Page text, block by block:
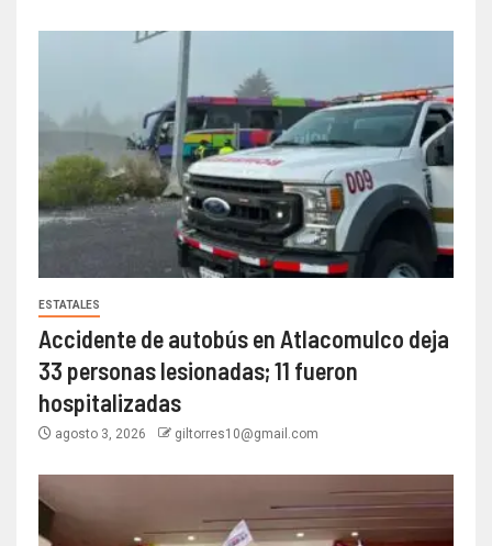
ESTATALES
Accidente de autobús en Atlacomulco deja
33 personas lesionadas; 11 fueron
hospitalizadas
agosto 3, 2026 giltorres10@gmail.com